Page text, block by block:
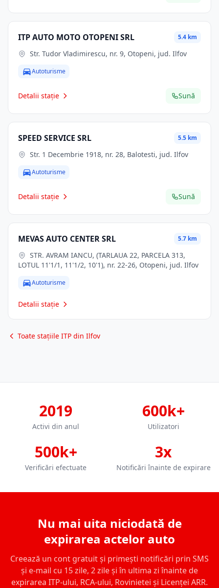
ITP AUTO MOTO OTOPENI SRL 5.4 km
Str. Tudor Vladimirescu, nr. 9, Otopeni, jud. Ilfov
Autoturisme
Detalii stație Sună
SPEED SERVICE SRL 5.5 km
Str. 1 Decembrie 1918, nr. 28, Balotesti, jud. Ilfov
Autoturisme
Detalii stație Sună
MEVAS AUTO CENTER SRL 5.7 km
LOTUL 11'1/1, 11'1/2, 10'1), nr. 22-26, Otopeni, jud. Ilfov
Autoturisme
Detalii stație
Toate stațiile ITP din Ilfov
2019
Activi din anul
600k+
Utilizatori
500k+
Verificări efectuate
3x
Notificări înainte de expirare
Nu mai uita niciodată de
expirarea actelor auto
Creează un cont gratuit și primești notificări prin SMS
și e-mail cu 15 zile, 2 zile și în ultima zi înainte de
expirarea ITP-ului, RCA-ului, Rovinietei și Licenței ARR.